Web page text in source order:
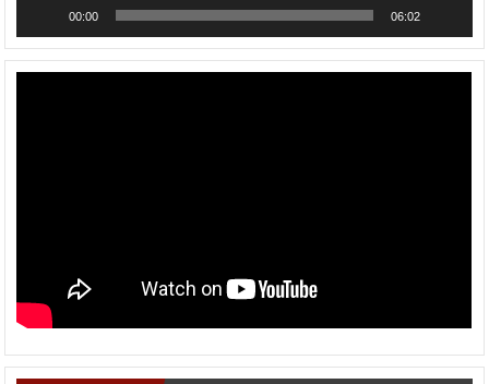
00:00 06:02